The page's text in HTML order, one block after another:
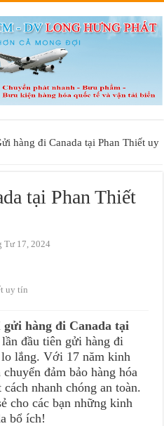
hàng đi Canada tại Phan Thiết uy
tại Phan Thiết
Tư 17, 2024
uy tín
gửi hàng đi Canada tại
đầu tiên gửi hàng đi
lắng. Với 17 năm kinh
đảm bảo hàng hóa
nhanh chóng an toàn.
cho các bạn những kinh
bổ ích!